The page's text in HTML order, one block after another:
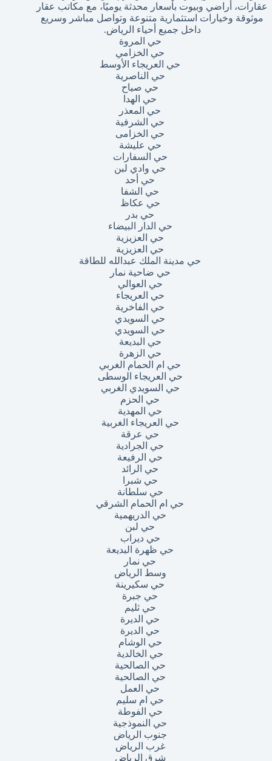
عقارات، أراضي وبيوت بأسعار محدثة يوميًا، مع مكاتب عقار
موثوقة وخيارات استثمارية متنوعة وتواصل مباشر وسريع
داخل جميع أحياء الرياض.
حي المروة
حي الخزامي
حي العريجاء الأوسط
حي الناصرية
حي صياح
حي الهدا
حي المعذر
حي الشرفية
حي الخزامى
حي عليشة
حي السفارات
حي وادي لبن
حي أحد
حي الشفا
حي عكاظ
حي بدر
حي الدار البيضاء
حي العزيزية
حي العزيزية
حي مدينة الملك عبدالله للطاقة
حي ضاحية نمار
حي العوالي
حي العريجاء
حي الفاخرية
حي السويدي
حي السويدي
حي البديعة
حي الزهرة
حي ام الحمام الغربي
حي العريجاء الوسطى
حي السويدي الغربي
حي الحزم
حي المهدية
حي العريجاء الغربية
حي عرقة
حي الجرادية
حي الرفيعة
حي الرائد
حي شبرا
حي سلطانة
حي ام الحمام الشرقي
حي الدريهمية
حي لبن
حي ديراب
حي ظهرة البديعة
حي نمار
وسط الرياض
حي سكيرينة
حي جبرة
حي ثليم
حي الديرة
حي الديرة
حي الوشام
حي الخالدية
حي الصالحية
حي الصالحية
حي العمل
حي ام سليم
حي الفوطة
حي النموذجية
جنوب الرياض
غرب الرياض
شرق الرياض